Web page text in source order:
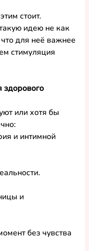
стоит.
идею не как
что для неё важнее
стимуляция
здорового
или хотя бы
и интимной
и
без чувства